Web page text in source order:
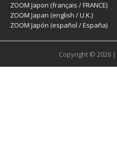
ZOOM Japon (français / FRANCE)
ZOOM Japan (english / U.K.)
ZOOM Japón (español / España)
Copyright © 2026 |